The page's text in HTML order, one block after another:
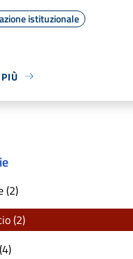
istituzionale
(2)
(2)